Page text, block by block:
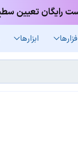
رایگان تعیین
ابزارها